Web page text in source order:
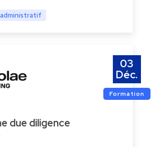
03
Déc.
Formation
due diligence